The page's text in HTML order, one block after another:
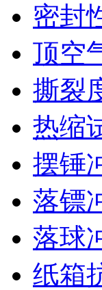
密封
顶空
撕裂
热缩
摆锤
落镖
落球
纸箱